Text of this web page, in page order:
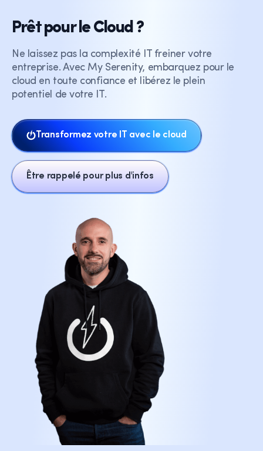
Prêt pour le Cloud ?
Ne laissez pas la complexité IT freiner votre
entreprise. Avec My Serenity, embarquez pour le
cloud en toute confiance et libérez le plein
potentiel de votre IT.
Transformez votre IT avec le cloud
Être rappelé pour plus d'infos